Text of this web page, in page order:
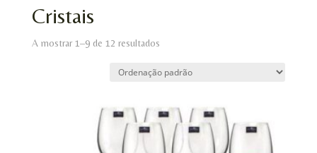
Cristais
A mostrar 1–9 de 12 resultados